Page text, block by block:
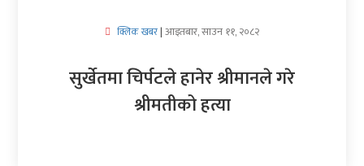
क्लिक खबर| आइतबार, साउन ११, २०८२
सुर्खेतमा चिर्पटले हानेर श्रीमानले गरे
श्रीमतीको हत्या